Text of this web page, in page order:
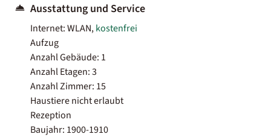
Ausstattung und Service
Internet: WLAN,kostenfrei
Aufzug
Anzahl Gebäude: 1
Anzahl Etagen: 3
Anzahl Zimmer: 15
Haustiere nicht erlaubt
Rezeption
Baujahr: 1900-1910